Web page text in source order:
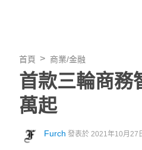
首頁 商業/金融
首款三輪商務
萬起
Furch 發表於 2021年10月27